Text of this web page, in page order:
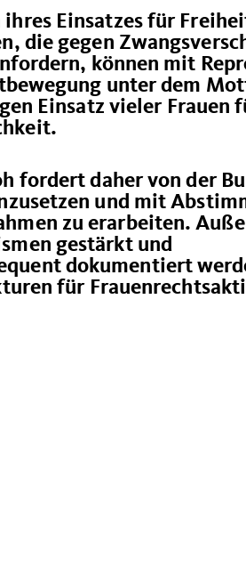
Einsatzes für
die gegen
können mit
unter dem
Einsatz vieler Frauen
fordert daher von der
und mit
zu erarbeiten.
gestärkt und
dokumentiert
für